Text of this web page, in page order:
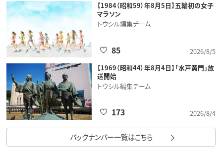
【1984（昭和59）年8月5日】五輪初の女子
マラソン
トウシル編集チーム
2026/8/5
85
【1969（昭和44）年8月4日】「水戸黄門」放
送開始
トウシル編集チーム
2026/8/4
173
バックナンバー一覧はこちら